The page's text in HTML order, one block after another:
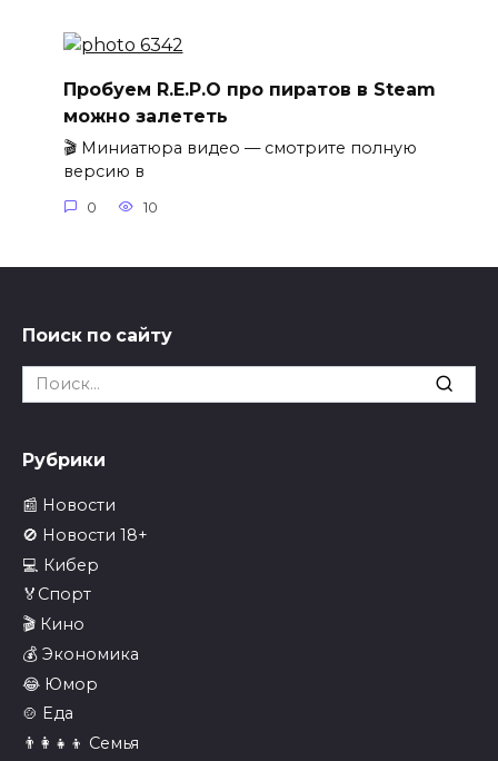
Пробуем R.E.P.O про пиратов в Steam
можно залететь
🎬 Миниатюра видео — смотрите полную
версию в
0 10
Поиск по сайту
Search
for:
Рубрики
📰 Новости
🚫 Новости 18+
💻 Кибер
🏅Спорт
🎬 Кино
💰 Экономика
😂 Юмор
🍲 Еда
👨‍👩‍👧‍👦 Семья